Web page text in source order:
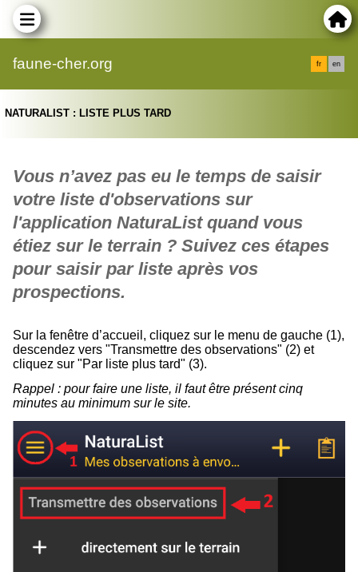
faune-cher.org fr en
NATURALIST : LISTE PLUS TARD
Vous n’avez pas eu le temps de saisir
votre liste d'observations sur
l'application NaturaListquand vous
étiez sur le terrain ? Suivez ces étapes
pour saisir par liste après vos
prospections.
Sur la fenêtre d’accueil, cliquez sur le menu de gauche (1),
descendez vers "Transmettre des observations" (2) et
cliquez sur "Par liste plus tard" (3).
Rappel : pour faire une liste, il faut être présent cinq
minutes au minimum sur le site.